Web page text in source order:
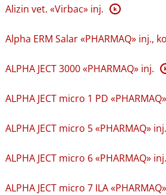
Alizin vet. «Virbac» inj. K
Alpha ERM Salar «PHARMAQ» inj.,
ALPHA JECT 3000 «PHARMAQ» inj. K
ALPHA JECT micro 1 PD
ALPHA JECT micro 5 «PHARMAQ» inj.
ALPHA JECT micro 6 «PHARMAQ» inj.
ALPHA JECT micro 7 ILA